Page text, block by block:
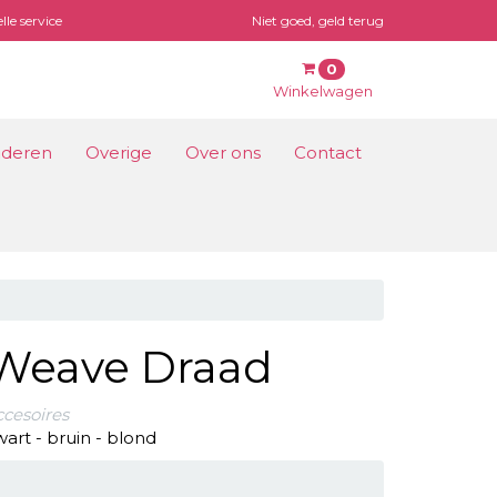
service Niet goed, geld terug
0
Winkelwagen
Overige Over ons Contact
Draad
- bruin - blond